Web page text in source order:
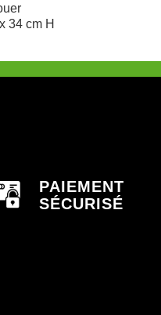
34 cm H
PAIEMENT
SÉCURISÉ